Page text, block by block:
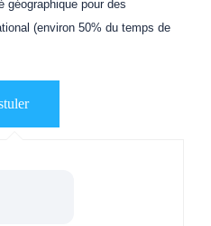
géographique pour des
(environ 50% du temps de